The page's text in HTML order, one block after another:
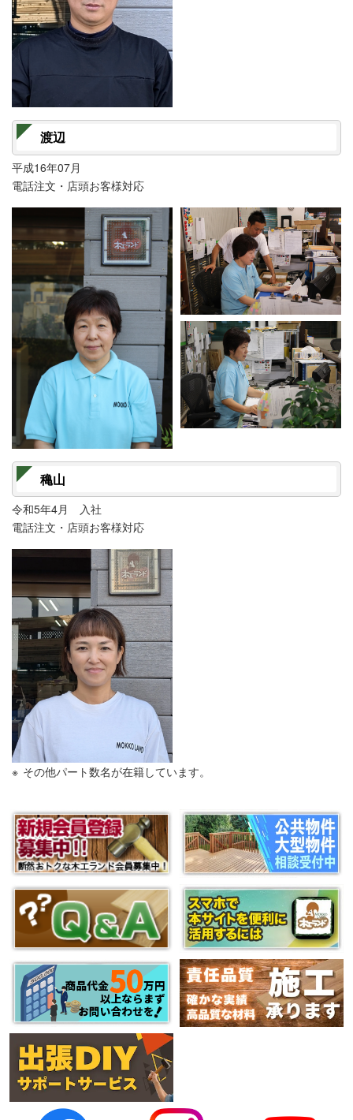
渡辺
平成16年07月
電話注文・店頭お客様対応
穐山
令和5年4月 入社
電話注文・店頭お客様対応
その他パート数名が在籍しています。